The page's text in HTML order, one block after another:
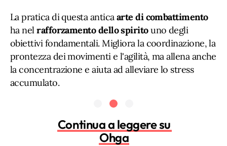
La pratica di questa anticaarte di combattimento
ha nelrafforzamento dello spiritouno degli
obiettivi fondamentali. Migliora la coordinazione, la
prontezza dei movimenti e l'agilità, ma allena anche
la concentrazione e aiuta ad alleviare lo stress
accumulato.
Continua a leggere su
Ohga